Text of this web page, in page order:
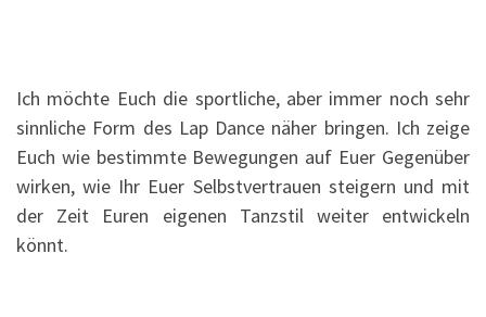
Ich möchte Euch die sportliche, aber immer noch sehr
sinnliche Form des Lap Dance näher bringen. Ich zeige
Euch wie bestimmte Bewegungen auf Euer Gegenüber
wirken, wie Ihr Euer Selbstvertrauen steigern und mit
der Zeit Euren eigenen Tanzstil weiter entwickeln
könnt.